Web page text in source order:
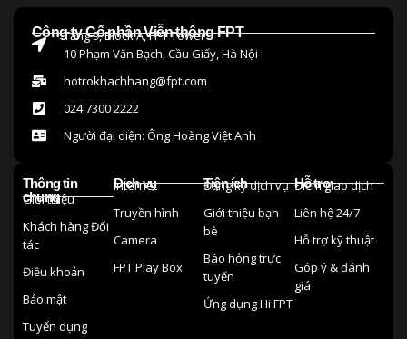
Công ty Cổ phần Viễn thông FPT
Tầng 9, Block A, FPT Tower
10 Phạm Văn Bạch, Cầu Giấy, Hà Nội
hotrokhachhang@fpt.com
024 7300 2222
Người đại diện: Ông Hoàng Việt Anh
Thông tin
chung
Giới thiệu
Khách hàng Đối
tác
Điều khoản
Bảo mật
Tuyển dụng
Dịch vụ
Internet
Truyền hình
Camera
FPT Play Box
Tiện ích
Đăng ký dịch vụ
Giới thiệu bạn
bè
Báo hỏng trực
tuyến
Ứng dụng Hi FPT
Hỗ trợ
Điểm giao dịch
Liên hệ 24/7
Hỗ trợ kỹ thuật
Góp ý & đánh
giá